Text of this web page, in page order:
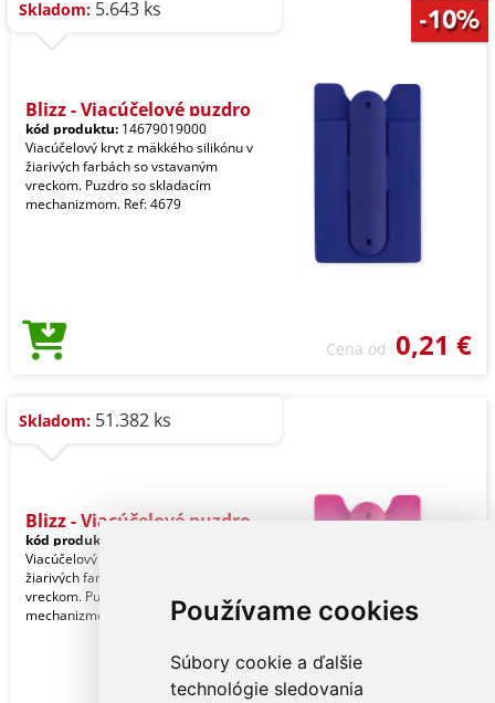
Používame cookies
Súbory cookie a ďalšie
technológie sledovania
Skladom: 5.643 ks
Blizz - Viacúčelové puzdro
kód produktu: 14679019000
Viacúčelový kryt z mäkkého silikónu v
žiarivých farbách so vstavaným
vreckom. Puzdro so skladacím
mechanizmom. Ref: 4679
Cena od 0,21 €
Skladom: 51.382 ks
Blizz - Viacúčelové puzdro
kód produktu:
Viacúčelový kryt z mäkkého silikónu v
žiarivých farbách so vstavaným
vreckom. Puzdro so skladacím
mechanizmom. Ref: 4679